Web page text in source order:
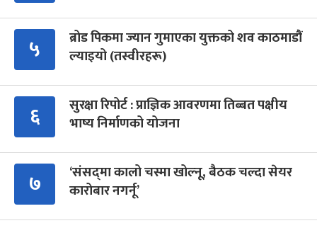
५
ब्रोड पिकमा ज्यान गुमाएका युक्तको शव काठमाडौं
ल्याइयो (तस्वीरहरू)
६
सुरक्षा रिपोर्ट : प्राज्ञिक आवरणमा तिब्बत पक्षीय
भाष्य निर्माणको योजना
७
‘संसद्‍मा कालो चस्मा खोल्नू, बैठक चल्दा सेयर
कारोबार नगर्नू’